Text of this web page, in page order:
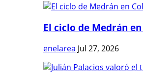
El ciclo de Medrán
enelarea Jul 27, 2026